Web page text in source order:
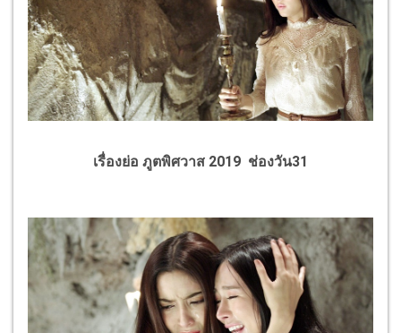
เรื่องย่อ ภูตพิศวาส 2019 ช่องวัน31